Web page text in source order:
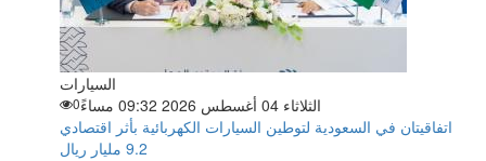
السيارات
الثلاثاء 04 أغسطس 2026 09:32 مساءً
0
اتفاقيتان في السعودية لتوطين السيارات الكهربائية بأثر اقتصادي
9.2 مليار ريال